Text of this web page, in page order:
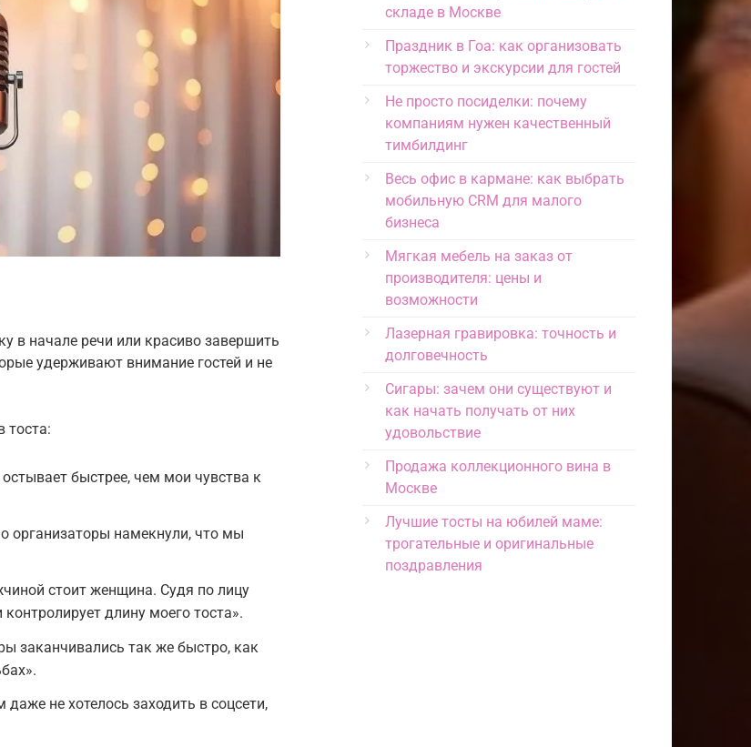
в начале речи или красиво завершить
удерживают внимание гостей и не
тоста:
быстрее, чем мои чувства к
организаторы намекнули, что мы
стоит женщина. Судя по лицу
длину моего тоста».
заканчивались так же быстро, как
не хотелось заходить в соцсети,
складе в Москве
Праздник в Гоа: как организовать
торжество и экскурсии для гостей
Не просто посиделки: почему
компаниям нужен качественный
тимбилдинг
Весь офис в кармане: как выбрать
мобильную CRM для малого
бизнеса
Мягкая мебель на заказ от
производителя: цены и
возможности
Лазерная гравировка: точность и
долговечность
Сигары: зачем они существуют и
как начать получать от них
удовольствие
Продажа коллекционного вина в
Москве
Лучшие тосты на юбилей маме:
трогательные и оригинальные
поздравления